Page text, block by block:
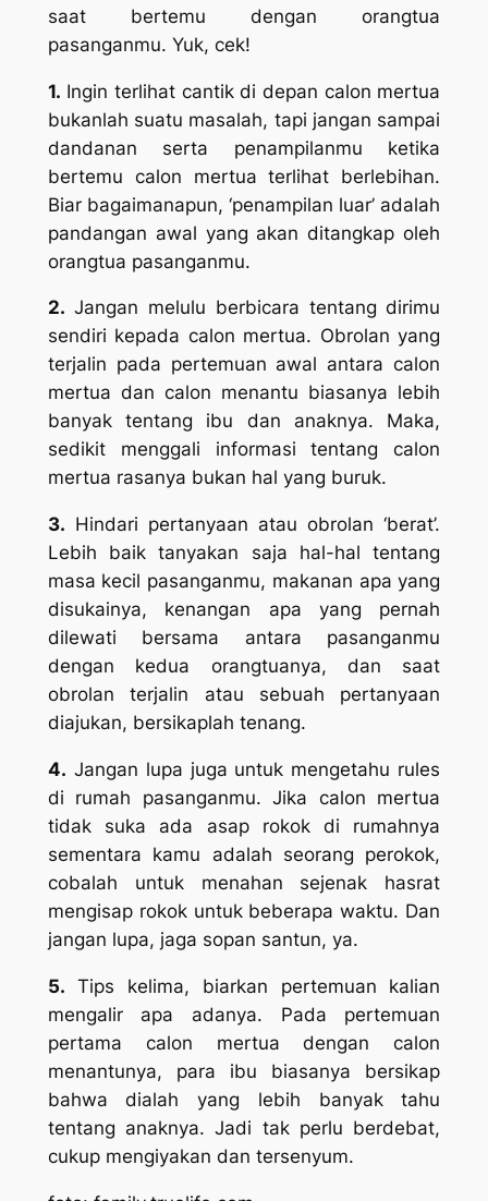
saat bertemu dengan orangtua
pasanganmu. Yuk, cek!
1. Ingin terlihat cantik di depan calon mertua
bukanlah suatu masalah, tapi jangan sampai
dandanan serta penampilanmu ketika
bertemu calon mertua terlihat berlebihan.
Biar bagaimanapun, ‘penampilan luar’ adalah
pandangan awal yang akan ditangkap oleh
orangtua pasanganmu.
2. Jangan melulu berbicara tentang dirimu
sendiri kepada calon mertua. Obrolan yang
terjalin pada pertemuan awal antara calon
mertua dan calon menantu biasanya lebih
banyak tentang ibu dan anaknya. Maka,
sedikit menggali informasi tentang calon
mertua rasanya bukan hal yang buruk.
3. Hindari pertanyaan atau obrolan ‘berat’.
Lebih baik tanyakan saja hal-hal tentang
masa kecil pasanganmu, makanan apa yang
disukainya, kenangan apa yang pernah
dilewati bersama antara pasanganmu
dengan kedua orangtuanya, dan saat
obrolan terjalin atau sebuah pertanyaan
diajukan, bersikaplah tenang.
4. Jangan lupa juga untuk mengetahu rules
di rumah pasanganmu. Jika calon mertua
tidak suka ada asap rokok di rumahnya
sementara kamu adalah seorang perokok,
cobalah untuk menahan sejenak hasrat
mengisap rokok untuk beberapa waktu. Dan
jangan lupa, jaga sopan santun, ya.
5. Tips kelima, biarkan pertemuan kalian
mengalir apa adanya. Pada pertemuan
pertama calon mertua dengan calon
menantunya, para ibu biasanya bersikap
bahwa dialah yang lebih banyak tahu
tentang anaknya. Jadi tak perlu berdebat,
cukup mengiyakan dan tersenyum.